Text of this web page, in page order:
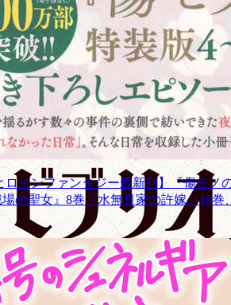
ロインファンタジー最新刊】『傷モノ
の聖女』8巻『水無月家の許嫁』10